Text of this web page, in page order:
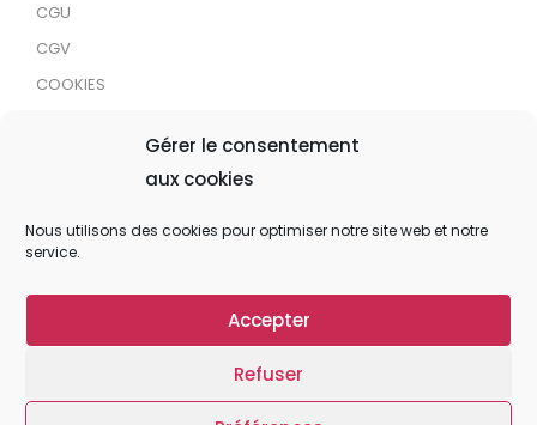
Gérer le consentement
aux cookies
Nous utilisons des cookies pour optimiser notre site web et notre
service.
Accepter
Refuser
CGU
CGV
COOKIES